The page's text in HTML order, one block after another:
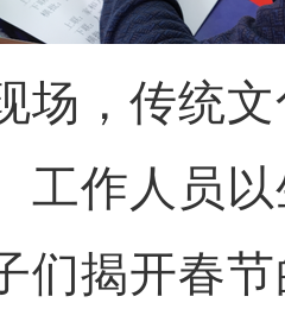
，传统文
工作人员
们揭开春